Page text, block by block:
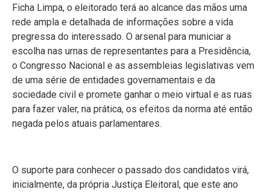
Ficha Limpa, o eleitorado terá ao alcance das mãos uma
rede ampla e detalhada de informações sobre a vida
pregressa do interessado. O arsenal para municiar a
escolha nas urnas de representantes para a Presidência,
o Congresso Nacional e as assembleias legislativas vem
de uma série de entidades governamentais e da
sociedade civil e promete ganhar o meio virtual e as ruas
para fazer valer, na prática, os efeitos da norma até então
negada pelos atuais parlamentares.
O suporte para conhecer o passado dos candidatos virá,
inicialmente, da própria Justiça Eleitoral, que este ano